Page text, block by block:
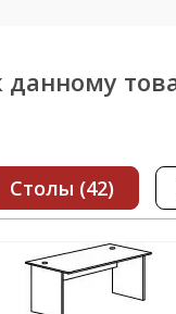
рабочий и
по
области
"Офисная
регионам
вы найдете
- F0104. Вы
данному
столы (42)